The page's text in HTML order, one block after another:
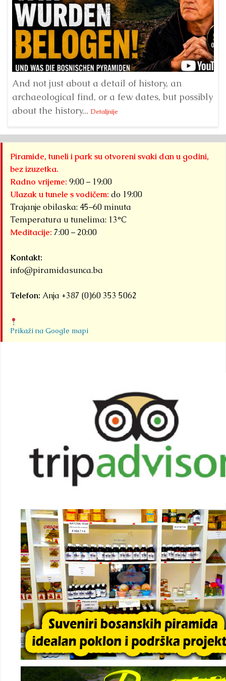
And not just about a detail of history, an
archaeological find, or a few dates, but possibly
about the history... Detaljnije
Piramide, tuneli i park su otvoreni svaki dan u godini,
bez izuzetka.
Radno vrijeme: 9:00 – 19:00
Ulazak u tunele s vodičem: do 19:00
Trajanje obilaska: 45–60 minuta
Temperatura u tunelima: 13°C
Meditacije: 7:00 – 20:00
Kontakt:
info@piramidasunca.ba
Telefon: Anja +387 (0)60 353 5062
Prikaži na Google mapi